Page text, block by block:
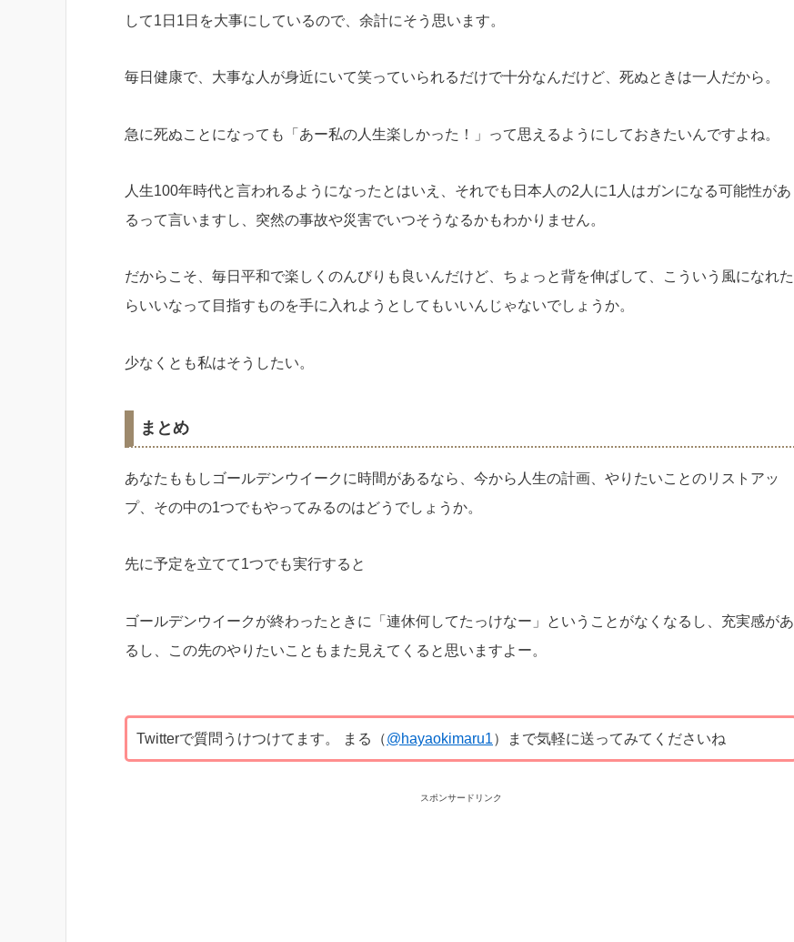
して1日1日を大事にしているので、余計にそう思います。
毎日健康で、大事な人が身近にいて笑っていられるだけで十分なんだけど、死ぬときは一人だから。
急に死ぬことになっても「あー私の人生楽しかった！」って思えるようにしておきたいんですよね。
人生100年時代と言われるようになったとはいえ、それでも日本人の2人に1人はガンになる可能性があ
るって言いますし、突然の事故や災害でいつそうなるかもわかりません。
だからこそ、毎日平和で楽しくのんびりも良いんだけど、ちょっと背を伸ばして、こういう風になれた
らいいなって目指すものを手に入れようとしてもいいんじゃないでしょうか。
少なくとも私はそうしたい。
まとめ
あなたももしゴールデンウイークに時間があるなら、今から人生の計画、やりたいことのリストアッ
プ、その中の1つでもやってみるのはどうでしょうか。
先に予定を立てて1つでも実行すると
ゴールデンウイークが終わったときに「連休何してたっけなー」ということがなくなるし、充実感があ
るし、この先のやりたいこともまた見えてくると思いますよー。
Twitterで質問うけつけてます。 まる（@hayaokimaru1）まで気軽に送ってみてくださいね
スポンサードリンク